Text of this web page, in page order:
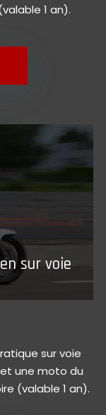
1 an).
sur voie
sur voie
une moto du
(valable 1 an).